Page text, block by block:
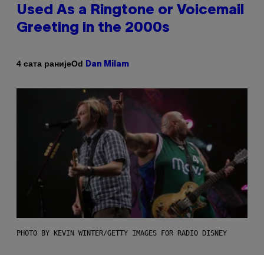
Used As a Ringtone or Voicemail
Greeting in the 2000s
4 сата ранијеOd Dan Milam
PHOTO BY KEVIN WINTER/GETTY IMAGES FOR RADIO DISNEY